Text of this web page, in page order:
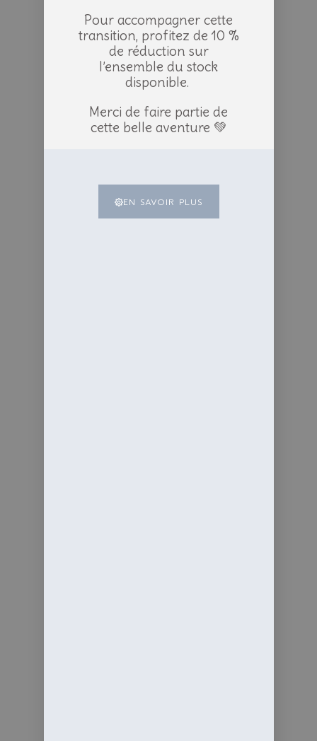
Pour accompagner cette
transition, profitez de 10 %
de réduction sur
l’ensemble du stock
disponible.
Merci de faire partie de
cette belle aventure 💚
EN SAVOIR PLUS